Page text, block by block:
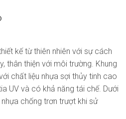
kế từ thiên nhiên với sự cách
thân thiện với môi trường. Khung
chất liệu nhựa sợi thủy tinh cao
UV và có khả năng tái chế. Dưới
chống trơn trượt khi sử